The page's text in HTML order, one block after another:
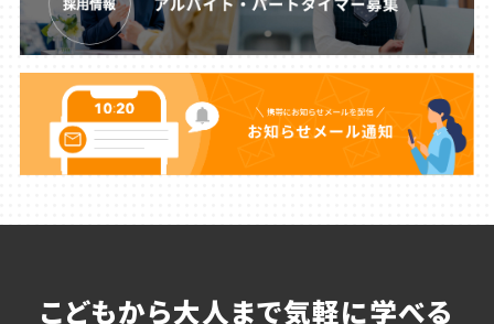
こどもから大人まで気軽に学べる